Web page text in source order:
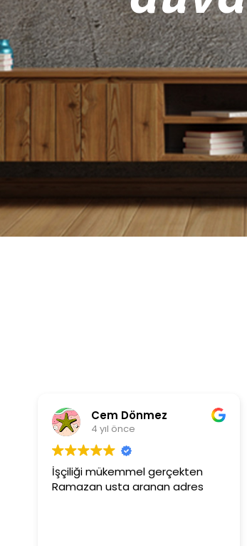
Cem Dönmez
4 yıl önce
İşçiliği mükemmel gerçekten
Ramazan usta aranan adres